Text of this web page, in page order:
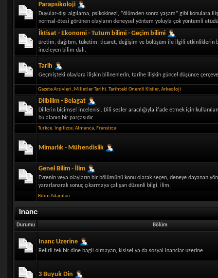
Parapsikoloji
Duyular-dışı algılama, psikokinezi, “ölümden sonra yaşam” gibi konulara
normal-ötesi görünen olayların deneysel yöntem yoluyla çok yöntemli
İktisat - Ekonomi - Tutum bilimi - Geçim bilimi
üretim, dağıtım, tüketim, ticaret, değişim ve bölüşüm ile ilgili etkinliklerin
inceleyen bilim dalı.
Tarih
Geçmişteki olaylara ilişkin bilinenlerin, tarihe ilişkin güncel düşünce
Gazete Arsivleri, Milletler Tarihi, Tarihteki Onemli Kisiler, Arkeoloji
Dilbilim - Belagat
Dillerin bicimsel incelenisi. Dili sesler aracılığıyla ifade etmek için
bu alanın bir parçasıdır.
Turkce, Ingilizce, Almanca, Fransizca
Mimarlık - Mühendislik
Genel Bilim - İlim
Evrenin veya olayların bir bölümünü konu olarak seçen, deneye dayanan
yararlanarak sonuç çıkarmaya çalışan düzenli bilgi, ilim.
Bilim Adamlari
Inanc
Durumu Bölüm
Inanc Uzerine
Belirli tek bir dine bagli olmayan, kisisel ya da sosyal inanclar uzerine
3 Buyuk Din